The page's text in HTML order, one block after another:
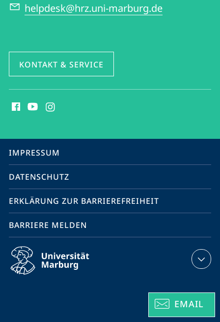
EMAIL
helpdesk@hrz.uni-marburg.de
KONTAKT & SERVICE
Media
Service-
Navigation
IMPRESSUM
DATENSCHUTZ
ERKLÄRUNG ZUR BARRIEREFREIHEIT
BARRIERE MELDEN